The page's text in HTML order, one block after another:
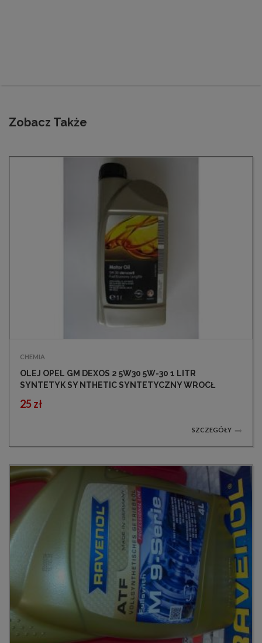
Zobacz Także
CHEMIA
OLEJ OPEL GM DEXOS 2 5W30 5W-30 1 LITR
SYNTETYK SY NTHETIC SYNTETYCZNY WROCŁ
25 zł
SZCZEGÓŁY